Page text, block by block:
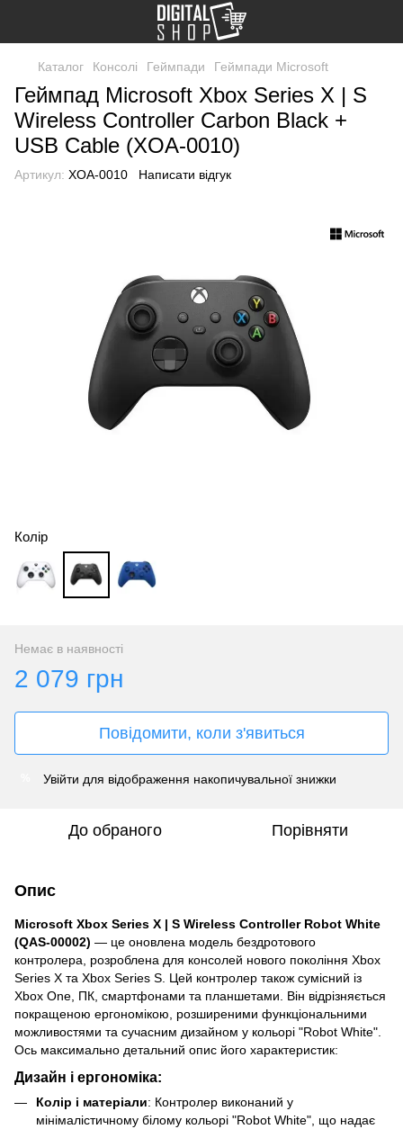
Каталог Консолі Геймпади Геймпади Microsoft
Геймпад Microsoft Xbox Series X | S
Wireless Controller Carbon Black +
USB Cable (XOA-0010)
Артикул: XOA-0010 Написати відгук
Колір
Немає в наявності
2 079 грн
Повідомити, коли з'явиться
Увійти для відображення накопичувальної знижки
До обраного Порівняти
Опис
Microsoft Xbox Series X | S Wireless Controller Robot White
(QAS-00002) — це оновлена модель бездротового
контролера, розроблена для консолей нового покоління Xbox
Series X та Xbox Series S. Цей контролер також сумісний із
Xbox One, ПК, смартфонами та планшетами. Він відрізняється
покращеною ергономікою, розширеними функціональними
можливостями та сучасним дизайном у кольорі "Robot White".
Ось максимально детальний опис його характеристик:
Дизайн і ергономіка:
Колір і матеріали: Контролер виконаний у
мінімалістичному білому кольорі "Robot White", що надає